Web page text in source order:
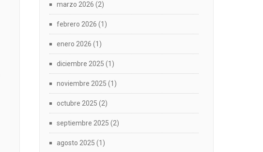
marzo 2026 (2)
febrero 2026 (1)
enero 2026 (1)
diciembre 2025 (1)
noviembre 2025 (1)
octubre 2025 (2)
septiembre 2025 (2)
agosto 2025 (1)